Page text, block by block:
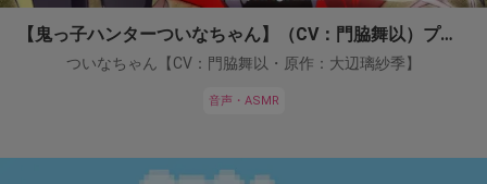
【鬼っ子ハンターついなちゃん】（CV：門脇舞以）プロジェクト！
ついなちゃん【CV：門脇舞以・原作：大辺璃紗季】
音声・ASMR